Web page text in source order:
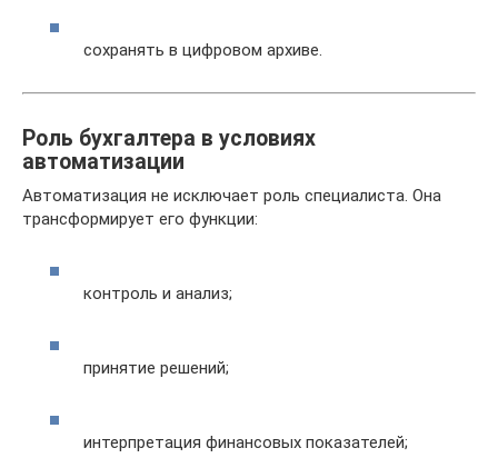
сохранять в цифровом архиве.
Роль бухгалтера в условиях
автоматизации
Автоматизация не исключает роль специалиста. Она
трансформирует его функции:
контроль и анализ;
принятие решений;
интерпретация финансовых показателей;